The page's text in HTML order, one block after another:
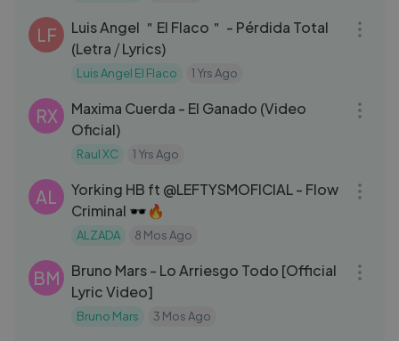
LF
Luis Angel ＂El Flaco＂ - Pérdida Total
(Letra ⧸ Lyrics)
Luis Angel El Flaco 1 Yrs Ago
RX
Maxima Cuerda - El Ganado (Video
Oficial)
Raul XC 1 Yrs Ago
AL
Yorking HB ft ‪@LEFTYSMOFICIAL‬ - Flow
Criminal 🕶️🔥
ALZADA 8 Mos Ago
BM
Bruno Mars - Lo Arriesgo Todo [Official
Lyric Video]
Bruno Mars 3 Mos Ago